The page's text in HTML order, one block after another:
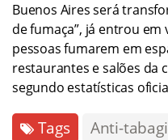
Buenos Aires será
de fumaça”, já entrou
pessoas fumarem em
restaurantes e salões da
segundo estatísticas
Tags Anti-